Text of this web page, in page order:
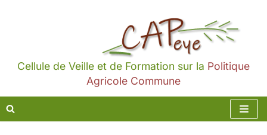
contenu
Cellule de Veille et de Formation sur la Politique
Agricole Commune